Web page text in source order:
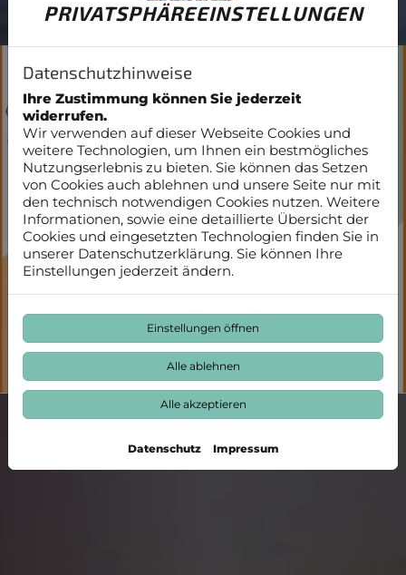
PRIVATSPHÄRE­EINSTELLUNGEN
Datenschutzhinweise
Ihre Zustimmung können Sie jederzeit
widerrufen.
Wir verwenden auf dieser Webseite Cookies und
weitere Technologien, um Ihnen ein bestmögliches
Nutzungserlebnis zu bieten. Sie können das Setzen
von Cookies auch ablehnen und unsere Seite nur mit
den technisch notwendigen Cookies nutzen. Weitere
Informationen, sowie eine detaillierte Übersicht der
Cookies und eingesetzten Technologien finden Sie in
unserer Datenschutzerklärung. Sie können Ihre
Einstellungen jederzeit ändern.
Einstellungen öffnen
Alle ablehnen
Alle akzeptieren
Datenschutz Impressum